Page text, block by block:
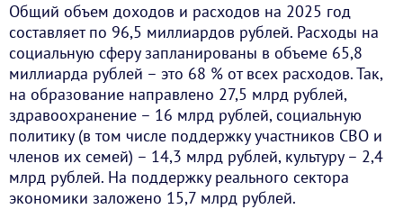
Общий объем доходов и расходов на 2025 год
составляет по 96,5 миллиардов рублей. Расходы на
социальную сферу запланированы в объеме 65,8
миллиарда рублей – это 68 % от всех расходов. Так,
на образование направлено 27,5 млрд рублей,
здравоохранение – 16 млрд рублей, социальную
политику (в том числе поддержку участников СВО и
членов их семей) – 14,3 млрд рублей, культуру – 2,4
млрд рублей. На поддержку реального сектора
экономики заложено 15,7 млрд рублей.